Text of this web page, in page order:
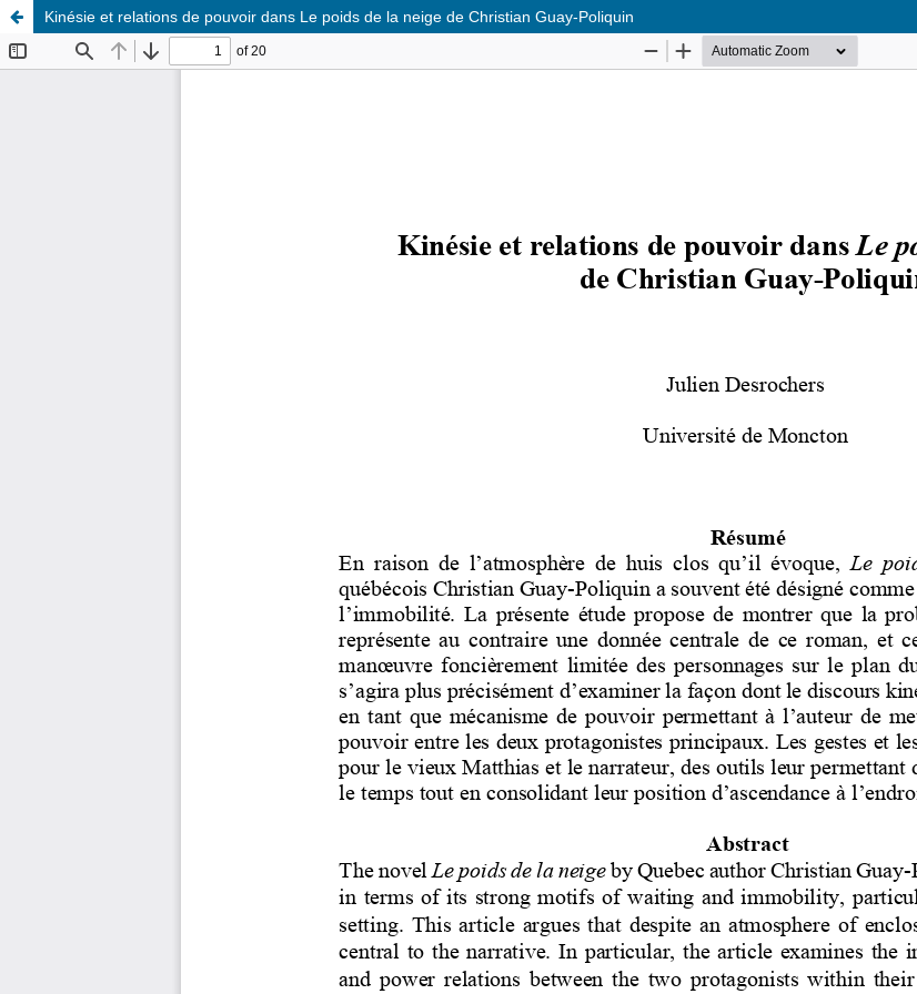
Kinésie et relations de pouvoir dans Le poids de la neige de Christian Guay-Poliquin